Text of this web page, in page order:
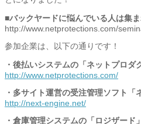
■バックヤードに悩んでいる人は集ま
http://www.netprotections.com/
参加企業は、以下の通りです！
・後払いシステムの「ネットプロダ
http://www.netprotections.com/
・多サイト運営の受注管理ソフト「
http://next-engine.net/
・倉庫管理システムの「ロジザード」